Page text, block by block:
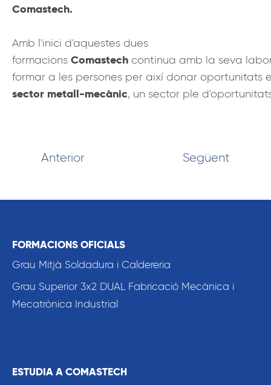
Comastech.
Amb l'inici d'aquestes dues
formacions Comastech continua amb la seva
formar a les persones per així donar oportunitats
sector metall-mecànic, un sector ple
Anterior Següent
FORMACIONS OFICIALS
Grau Mitjà Soldadura i Caldereria
Grau Superior 3x2 DUAL Fabricació Mecànica i
Mecatrònica Industrial
ESTUDIA A COMASTECH